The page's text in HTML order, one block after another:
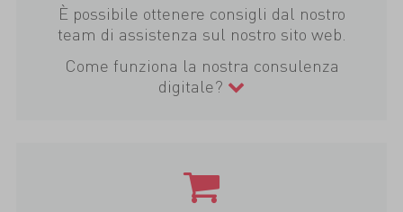
È possibile ottenere consigli dal nostro
team di assistenza sul nostro sito web.
Come funziona la nostra consulenza
digitale?